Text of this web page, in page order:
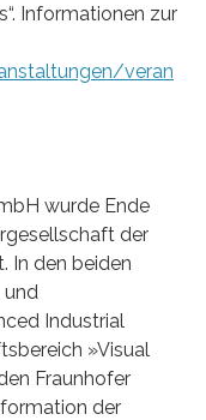
Informationen zur
veran
wurde Ende
der
In den beiden
Industrial
»Visual
Fraunhofer
der